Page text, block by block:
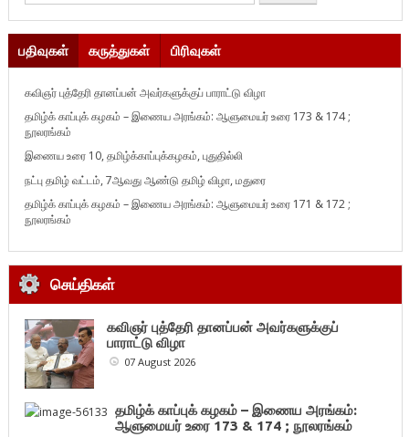
பதிவுகள் கருத்துகள் பிரிவுகள்
கவிஞர் புத்தேரி தானப்பன் அவர்களுக்குப் பாராட்டு விழா
தமிழ்க் காப்புக் கழகம் – இணைய அரங்கம்: ஆளுமையர் உரை 173 & 174 ;
நூலரங்கம்
இணைய உரை 10, தமிழ்க்காப்புக்கழகம், புதுதில்லி
நட்பு தமிழ் வட்டம், 7ஆவது ஆண்டு தமிழ் விழா, மதுரை
தமிழ்க் காப்புக் கழகம் – இணைய அரங்கம்: ஆளுமையர் உரை 171 & 172 ;
நூலரங்கம்
செய்திகள்
கவிஞர் புத்தேரி தானப்பன் அவர்களுக்குப்
பாராட்டு விழா
07 August 2026
தமிழ்க் காப்புக் கழகம் – இணைய அரங்கம்:
ஆளுமையர் உரை 173 & 174 ; நூலரங்கம்